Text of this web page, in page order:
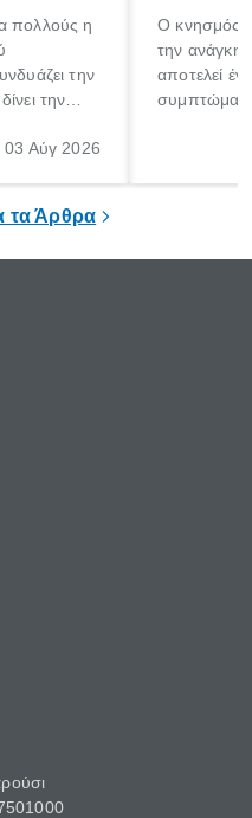
πολλούς η
την
την
μέρες
03 Αύγ 2026
Ο κνησμός
την ανάγκη
αποτελεί
τα Άρθρα